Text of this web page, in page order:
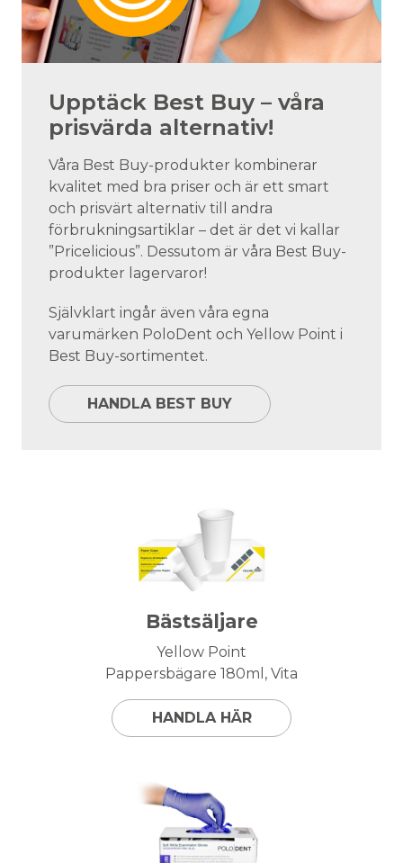
Upptäck Best Buy – våra
prisvärda alternativ!
Våra Best Buy-produkter kombinerar
kvalitet med bra priser och är ett smart
och prisvärt alternativ till andra
förbrukningsartiklar – det är det vi kallar
”Pricelicious”. Dessutom är våra Best Buy-
produkter lagervaror!
Självklart ingår även våra egna
varumärken PoloDent och Yellow Point i
Best Buy-sortimentet.
HANDLA BEST BUY
Bästsäljare
Yellow Point
Pappersbägare 180ml, Vita
HANDLA HÄR